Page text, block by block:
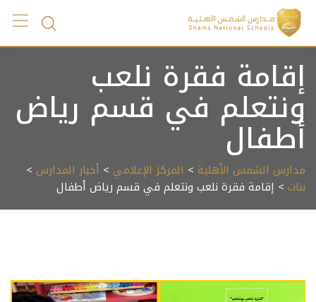
Skip
content
إقامة فقرة نلعب
ونتعلم في قسم رياض
أطفال
مدارس الشمس الأهلية > المركز الإعلامي > أخبار المدارس >
بنات > إقامة فقرة نلعب ونتعلم في قسم رياض أطفال